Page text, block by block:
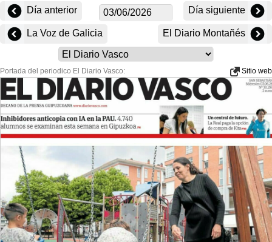
Día anterior Día siguiente
La Voz de Galicia El Diario Montañés
Portada del periodico El Diario Vasco: Sitio web